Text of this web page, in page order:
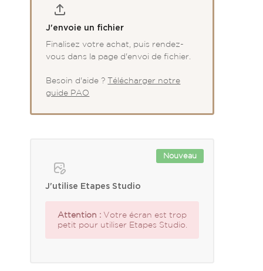
J'envoie un fichier
Finalisez votre achat, puis rendez-
vous dans la page d'envoi de fichier.
Besoin d'aide ?Télécharger notre
guide PAO
Nouveau
J'utilise Etapes Studio
Attention : Votre écran est trop
petit pour utiliser Etapes Studio.